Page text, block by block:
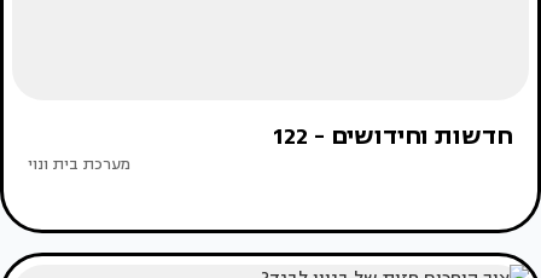
חדשות וחידושים - 122
מערכת בית ונוי